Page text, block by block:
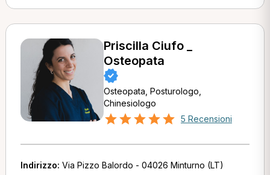
Priscilla Ciufo _
Osteopata
Osteopata, Posturologo,
Chinesiologo
5 Recensioni
Indirizzo: Via Pizzo Balordo - 04026 Minturno (LT)